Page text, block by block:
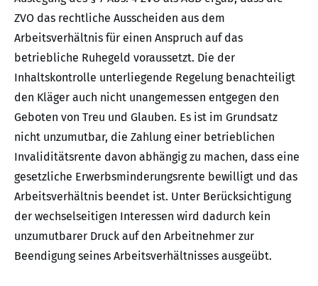
ZVO das rechtliche Ausscheiden aus dem
Arbeitsverhältnis für einen Anspruch auf das
betriebliche Ruhegeld voraussetzt. Die der
Inhaltskontrolle unterliegende Regelung benachteiligt
den Kläger auch nicht unangemessen entgegen den
Geboten von Treu und Glauben. Es ist im Grundsatz
nicht unzumutbar, die Zahlung einer betrieblichen
Invaliditätsrente davon abhängig zu machen, dass eine
gesetzliche Erwerbsminderungsrente bewilligt und das
Arbeitsverhältnis beendet ist. Unter Berücksichtigung
der wechselseitigen Interessen wird dadurch kein
unzumutbarer Druck auf den Arbeitnehmer zur
Beendigung seines Arbeitsverhältnisses ausgeübt.